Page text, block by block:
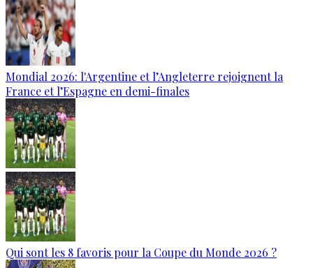
Mondial 2026: l'Argentine et l’Angleterre rejoignent la
France et l’Espagne en demi-finales
Qui sont les 8 favoris pour la Coupe du Monde 2026 ?